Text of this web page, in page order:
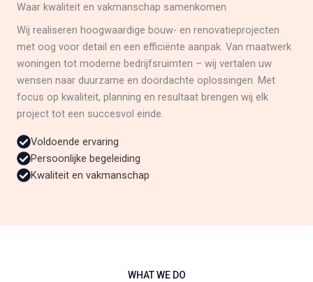
Waar kwaliteit en vakmanschap samenkomen
Wij realiseren hoogwaardige bouw- en renovatieprojecten
met oog voor detail en een efficiënte aanpak. Van maatwerk
woningen tot moderne bedrijfsruimten – wij vertalen uw
wensen naar duurzame en doordachte oplossingen. Met
focus op kwaliteit, planning en resultaat brengen wij elk
project tot een succesvol einde.
Voldoende ervaring
Persoonlijke begeleiding
Kwaliteit en vakmanschap
WHAT WE DO